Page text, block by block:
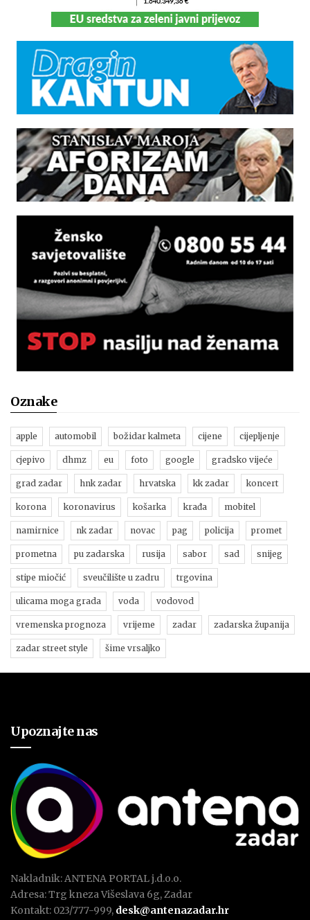
Oznake
apple automobil božidar kalmeta cijene cijepljenje
cjepivo dhmz eu foto google gradsko vijeće
grad zadar hnk zadar hrvatska kk zadar koncert
korona koronavirus košarka krađa mobitel
namirnice nk zadar novac pag policija promet
prometna pu zadarska rusija sabor sad snijeg
stipe miočić sveučilište u zadru trgovina
ulicama moga grada voda vodovod
vremenska prognoza vrijeme zadar zadarska županija
zadar street style šime vrsaljko
Upoznajte nas
Nakladnik: ANTENA PORTAL j.d.o.o.
Adresa: Trg kneza Višeslava 6g, Zadar
Kontakt: 023/777-999, desk@antenazadar.hr